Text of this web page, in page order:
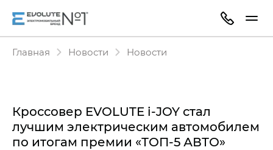
Главная Новости Новости
Кроссовер EVOLUTE i-JOY стал
лучшим электрическим автомобилем
по итогам премии «ТОП-5 АВТО»